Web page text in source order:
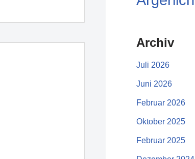
Archiv
Juli 2026
Juni 2026
Februar 2026
Oktober 2025
Februar 2025